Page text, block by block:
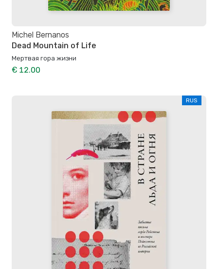
Michel Bernanos
Dead Mountain of Life
Мертвая гора жизни
€ 12.00
RUS